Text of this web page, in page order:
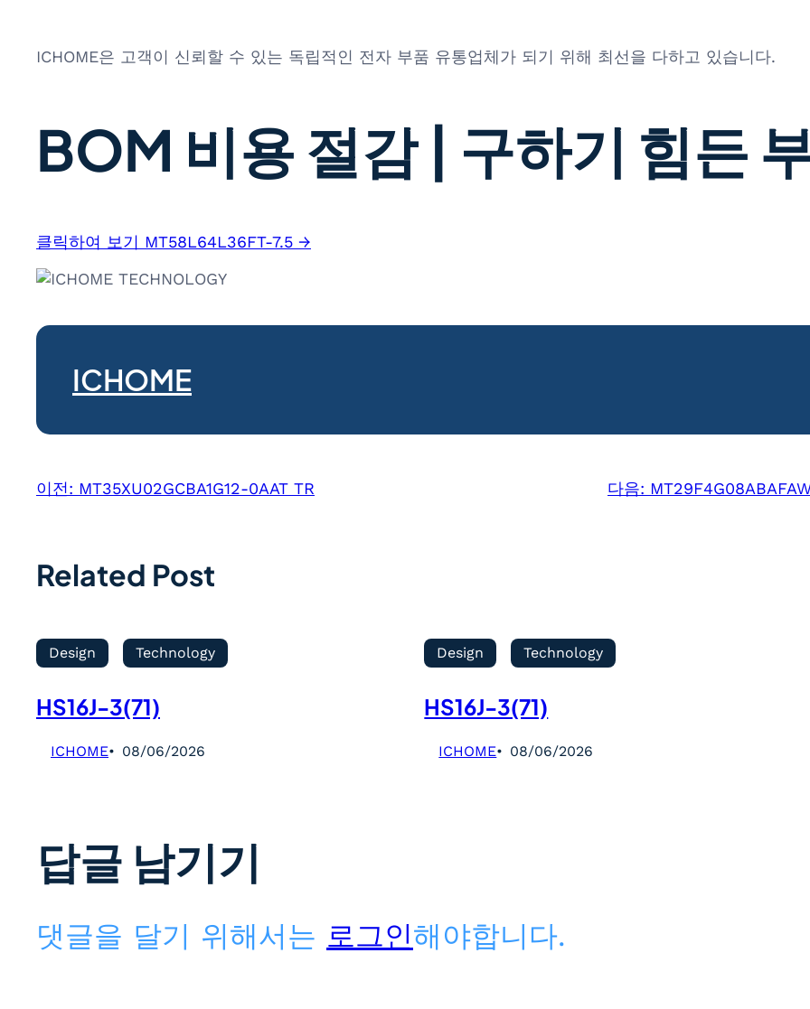
ICHOME은 고객이 신뢰할 수 있는 독립적인 전자 부품 유통업체가 되기 위해 최선을 다하고 있습니다.
BOM 비용 절감 | 구하기 힘든
클릭하여 보기 MT58L64L36FT-7.5 →
ICHOME
이전: MT35XU02GCBA1G12-0AAT TR 다음:
Related Post
Design Technology
HS16J-3(71)
ICHOME 08/06/2026
Design Technology
HS16J-3(71)
ICHOME 08/06/2026
답글 남기기
댓글을 달기 위해서는 로그인해야합니다.